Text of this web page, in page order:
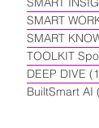
SMART
SMART
TOOLKIT
DEEP DIVE
BuiltSmart AI